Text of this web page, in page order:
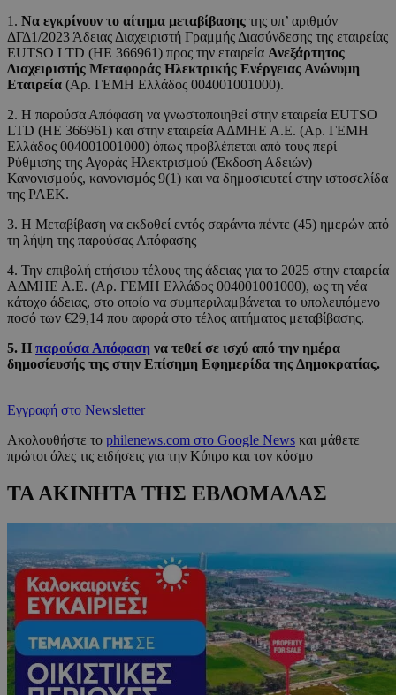
1. Nα εγκρίνουν το αίτημα μεταβίβασης της υπ’ αριθμόν
ΔΓΔ1/2023 Άδειας Διαχειριστή Γραμμής Διασύνδεσης της εταιρείας
EUTSO LTD (ΗΕ 366961) προς την εταιρεία Ανεξάρτητος
Διαχειριστής Μεταφοράς Ηλεκτρικής Ενέργειας Ανώνυμη
Εταιρεία (Αρ. ΓΕΜΗ Ελλάδος 004001001000).
2. Η παρούσα Απόφαση να γνωστοποιηθεί στην εταιρεία EUTSO
LTD (ΗΕ 366961) και στην εταιρεία ΑΔΜΗΕ Α.Ε. (Αρ. ΓΕΜΗ
Ελλάδος 004001001000) όπως προβλέπεται από τους περί
Ρύθμισης της Αγοράς Ηλεκτρισμού (Έκδοση Αδειών)
Κανονισμούς, κανονισμός 9(1) και να δημοσιευτεί στην ιστοσελίδα
της ΡΑΕΚ.
3. Η Μεταβίβαση να εκδοθεί εντός σαράντα πέντε (45) ημερών από
τη λήψη της παρούσας Απόφασης
4. Την επιβολή ετήσιου τέλους της άδειας για το 2025 στην εταιρεία
ΑΔΜΗΕ Α.Ε. (Αρ. ΓΕΜΗ Ελλάδος 004001001000), ως τη νέα
κάτοχο άδειας, στο οποίο να συμπεριλαμβάνεται το υπολειπόμενο
ποσό των €29,14 που αφορά στο τέλος αιτήματος μεταβίβασης.
5. Η παρούσα Απόφαση να τεθεί σε ισχύ από την ημέρα
δημοσίευσής της στην Επίσημη Εφημερίδα της Δημοκρατίας.
Εγγραφή στο Newsletter
Ακολουθήστε το philenews.com στο Google News και μάθετε
πρώτοι όλες τις ειδήσεις για την Κύπρο και τον κόσμο
ΤΑ ΑΚΙΝΗΤΑ ΤΗΣ ΕΒΔΟΜΑΔΑΣ